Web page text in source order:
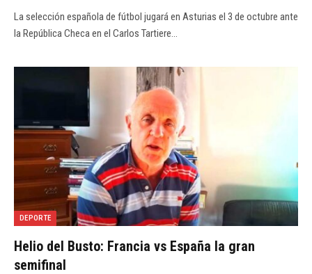
La selección española de fútbol jugará en Asturias el 3 de octubre ante
la República Checa en el Carlos Tartiere…
DEPORTE
Helio del Busto: Francia vs España la gran
semifinal